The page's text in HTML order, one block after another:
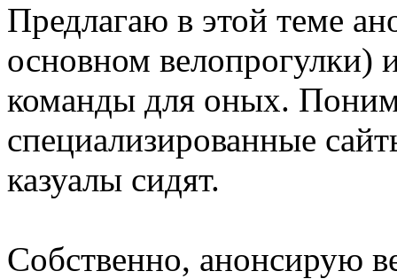
Предлагаю в этой теме
основном велопрогулки)
команды для оных.
специализированные
казуалы сидят.
Собственно, анонсирую